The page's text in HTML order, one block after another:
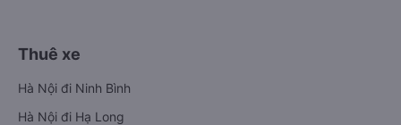
Thuê xe
Hà Nội đi Ninh Bình
Hà Nội đi Hạ Long